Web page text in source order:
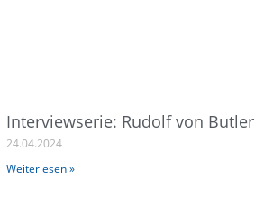
Interviewserie: Rudolf von Butler
24.04.2024
Weiterlesen »